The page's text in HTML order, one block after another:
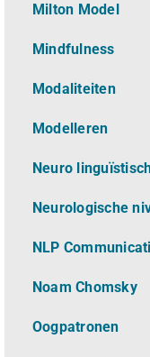
Milton Model
Mindfulness
Modaliteiten
Modelleren
Neuro
Neurologische
NLP
Noam Chomsky
Oogpatronen